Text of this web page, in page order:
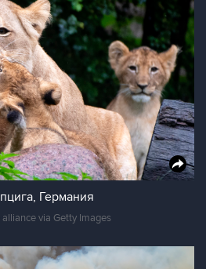
Германия
via Getty Images